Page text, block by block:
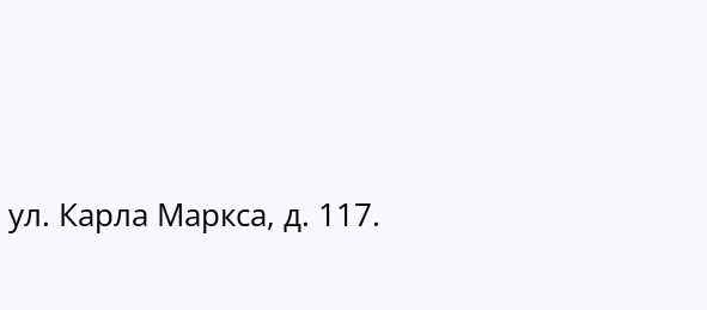
Карла Маркса, д. 117.